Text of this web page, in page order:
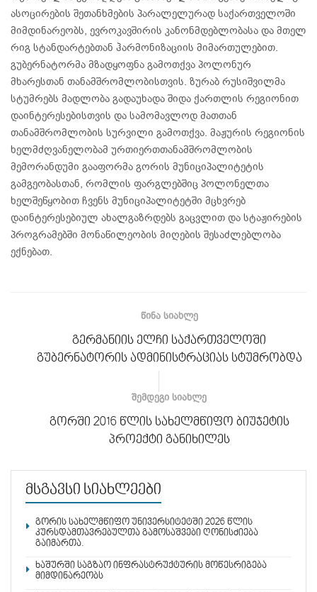
ასოცირების შეთანხმების პარალელურად საქართველოში
მიმდინარეობს, ევროკავშირის კანონმდებლობასა და მთელ
რიგ სტანდარტებთან ჰარმონიზაციის მიმართულებით.
გუბერნატორმა მზადყოფნა გამოთქვა პოლონურ
მხარესთან თანამშრომლობისთვის. ზურაბ რუსიშვილმა
სტუმრებს მადლობა გადაუხადა შიდა ქართლის რეგიონით
დაინტერესებისთვის და სამომავლოდ მათთან
თანამშრომლობის სურვილი გამოთქვა. მაჟურის რეგიონის
ხელმძღვანელობამ ურთიერთთანამშრომლობის
მემორანდუმი გააფორმა გორის მუნიციპალიტეტის
გამგეობასთან, რომლის ფარგლებშიც პოლონელთა
ხელშეწყობით ჩვენს მუნიციპალიტეტში მცხვრებ
დაინტერესებიულ ახალგაზრდებს გაცვლით და სტაჟირების
პროგრამებში მონაწილეობის მიღების შესაძლებლობა
ექნებათ.
ᲬᲘᲜᲐ ᲡᲘᲐᲮᲚᲔ
გერმანიის ელჩი საქართველოში
გუბერნატორის ადმინისტრაციას სტუმრობდა
ᲨᲔᲛᲓᲔᲒᲘ ᲡᲘᲐᲮᲚᲔ
გორში 2016 წლის სახელმწიფო ბიუჯეტის
პროექტი განიხილეს
მსგავსი სიახლეები
გორის სახელმწიფო უნივერსიტეტში 2026 წლის
კურსდამთავრებულთა გამოსაშვები ღონისძიება
გაიმართა.
ხაშურში საგზაო ინფრასტრუქტურის მოწესრიგება
მიმდინარეობს